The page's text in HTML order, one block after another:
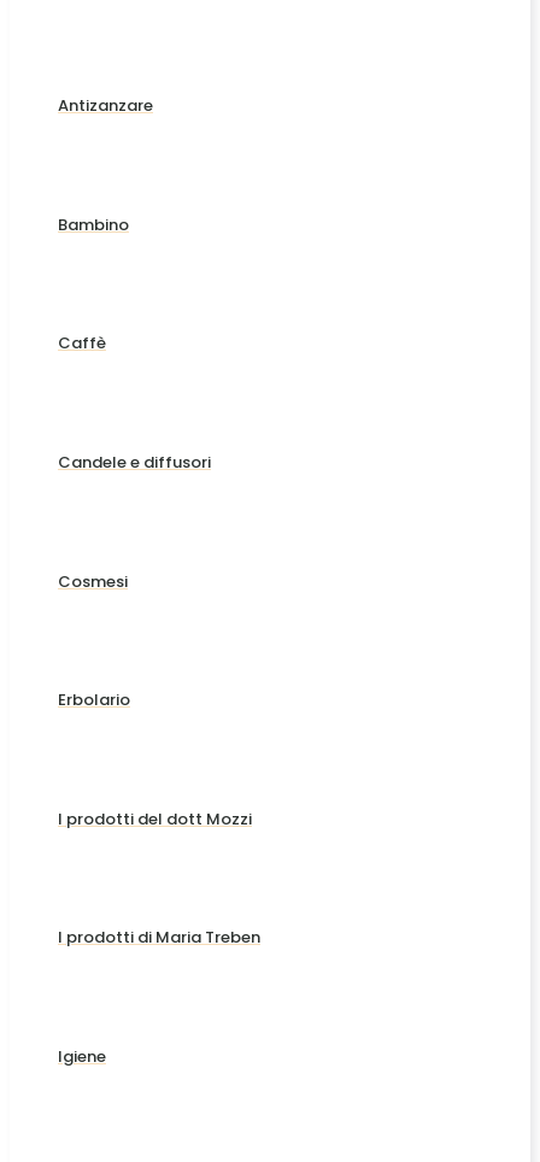
Antizanzare
Bambino
Caffè
Candele e diffusori
Cosmesi
Erbolario
I prodotti del dott Mozzi
I prodotti di Maria Treben
Igiene